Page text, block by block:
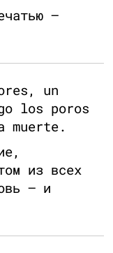
—
un
los poros
muerte.
из всех
— и